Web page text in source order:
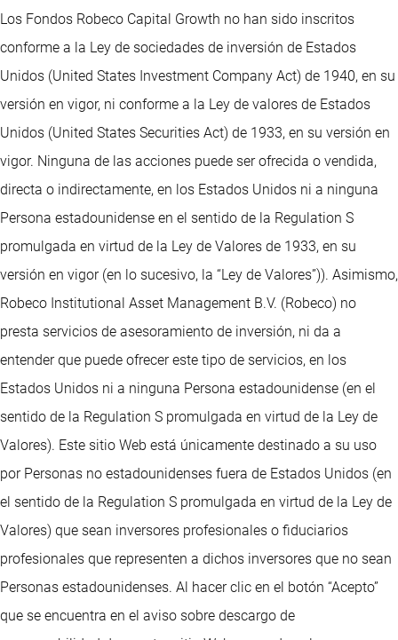
Los Fondos Robeco Capital Growth no han sido inscritos
conforme a la Ley de sociedades de inversión de Estados
Unidos (United States Investment Company Act) de 1940, en su
versión en vigor, ni conforme a la Ley de valores de Estados
Unidos (United States Securities Act) de 1933, en su versión en
vigor. Ninguna de las acciones puede ser ofrecida o vendida,
directa o indirectamente, en los Estados Unidos ni a ninguna
Persona estadounidense en el sentido de la Regulation S
promulgada en virtud de la Ley de Valores de 1933, en su
versión en vigor (en lo sucesivo, la “Ley de Valores”)). Asimismo,
Robeco Institutional Asset Management B.V. (Robeco) no
presta servicios de asesoramiento de inversión, ni da a
entender que puede ofrecer este tipo de servicios, en los
Estados Unidos ni a ninguna Persona estadounidense (en el
sentido de la Regulation S promulgada en virtud de la Ley de
Valores). Este sitio Web está únicamente destinado a su uso
por Personas no estadounidenses fuera de Estados Unidos (en
el sentido de la Regulation S promulgada en virtud de la Ley de
Valores) que sean inversores profesionales o fiduciarios
profesionales que representen a dichos inversores que no sean
Personas estadounidenses. Al hacer clic en el botón “Acepto”
que se encuentra en el aviso sobre descargo de